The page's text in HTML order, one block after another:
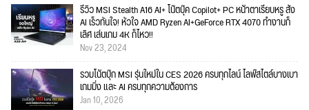
รีวิว MSI Stealth A16 AI+ โน๊ตบุ๊ค Copilot+ PC หน้าตาเรียบหรู สั่ง
AI เร็วทันใจ! หัวใจ AMD Ryzen AI+GeForce RTX 4070 ทำงานก็
เลิศ เล่นเกม 4K ก็ไหว!!
Nov 23, 2024
รวมโน้ตบุ๊ก MSI รุ่นใหม่ใน CES 2026 ครบทุกไลน์ ไลฟ์สไตล์บางเบา
เกมมิ่ง และ AI ครบทุกความต้องการ
Jan 10, 2026